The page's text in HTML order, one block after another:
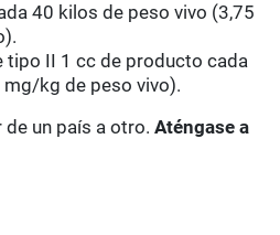
40 kilos de peso vivo (3,75
tipo II 1 cc de producto cada
kg de peso vivo).
de un país a otro.Aténgase a